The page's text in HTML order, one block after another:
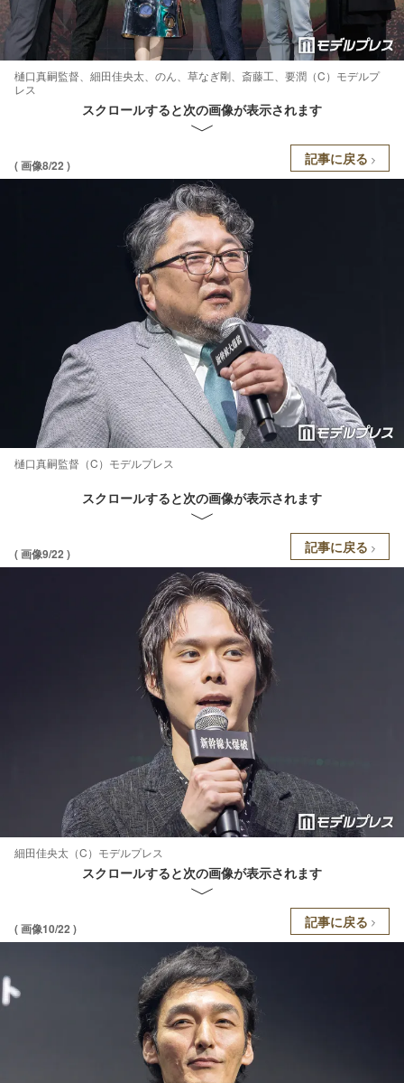
樋口真嗣監督、細田佳央太、のん、草なぎ剛、斎藤工、要潤（C）モデルプ
レス
スクロールすると次の画像が表示されます
( 画像8/22 ) 記事に戻る
樋口真嗣監督（C）モデルプレス
スクロールすると次の画像が表示されます
( 画像9/22 ) 記事に戻る
細田佳央太（C）モデルプレス
スクロールすると次の画像が表示されます
( 画像10/22 ) 記事に戻る